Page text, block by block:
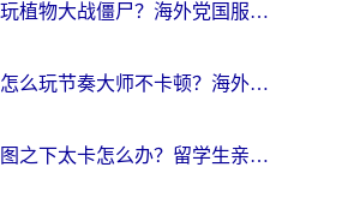
欧洲如何玩植物大战僵尸？海外党国服游戏加速避坑指南（附实测对比）
澳大利亚怎么玩节奏大师不卡顿？海外党国服游戏加速终极指南
国外打鸿图之下太卡怎么办？留学生亲测有效的国服游戏加速方案